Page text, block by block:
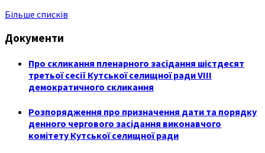
Більше списків
Документи
Про скликання пленарного засідання шістдесят
третьої сесії Кутської селищної ради VIII
демократичного скликання
Розпорядження про призначення дати та порядку
денного чергового засідання виконавчого
комітету Кутської селищної ради